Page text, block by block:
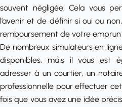
souvent négligée. Cela vous
l’avenir et de définir si oui ou
remboursement de votre
De nombreux simulateurs en
disponibles, mais il vous est
adresser à un courtier, un
professionnelle pour effectuer
fois que vous avez une idée